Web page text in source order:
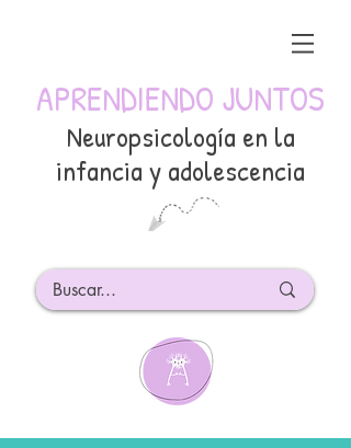
APRENDIENDO JUNTOS
Neuropsicología en la
infancia y adolescencia